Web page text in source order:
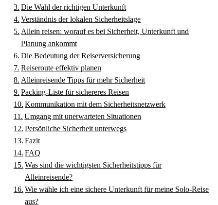
Die Wahl der richtigen Unterkunft
Verständnis der lokalen Sicherheitslage
Allein reisen: worauf es bei Sicherheit, Unterkunft und
Planung ankommt
Die Bedeutung der Reiserversicherung
Reiseroute effektiv planen
Alleinreisende Tipps für mehr Sicherheit
Packing-Liste für sichereres Reisen
Kommunikation mit dem Sicherheitsnetzwerk
Umgang mit unerwarteten Situationen
Persönliche Sicherheit unterwegs
Fazit
FAQ
Was sind die wichtigsten Sicherheitstipps für
Alleinreisende?
Wie wähle ich eine sichere Unterkunft für meine Solo-Reise
aus?